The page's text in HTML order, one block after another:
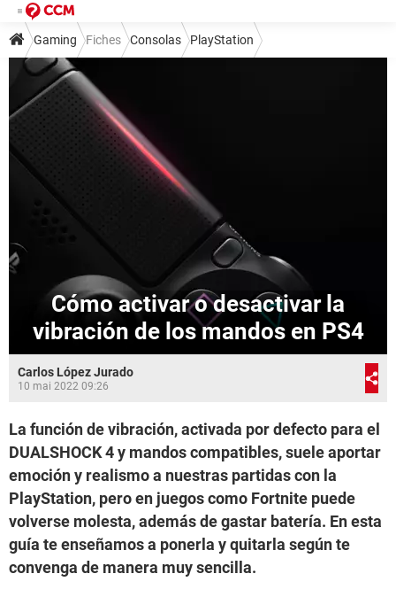
Gaming Fiches Consolas PlayStation
Cómo activar o desactivar la
vibración de los mandos en PS4
Carlos López Jurado
10 mai 2022 09:26
La función de vibración, activada por defecto para el
DUALSHOCK 4 y mandos compatibles, suele aportar
emoción y realismo a nuestras partidas con la
PlayStation, pero en juegos como Fortnite puede
volverse molesta, además de gastar batería. En esta
guía te enseñamos a ponerla y quitarla según te
convenga de manera muy sencilla.